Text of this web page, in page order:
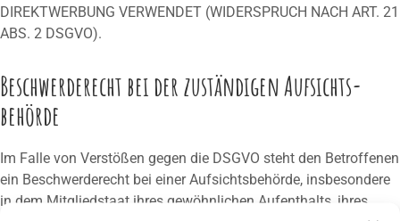
DIREKTWERBUNG VERWENDET (WIDERSPRUCH NACH ART. 21
ABS. 2 DSGVO).
Beschwerde­recht bei der zuständigen Aufsichts­
behörde
Im Falle von Verstößen gegen die DSGVO steht den Betroffenen
ein Beschwerderecht bei einer Aufsichtsbehörde, insbesondere
in dem Mitgliedstaat ihres gewöhnlichen Aufenthalts, ihres